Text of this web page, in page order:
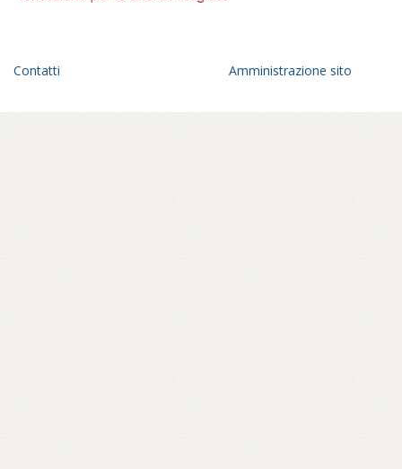
Contatti Amministrazione sito